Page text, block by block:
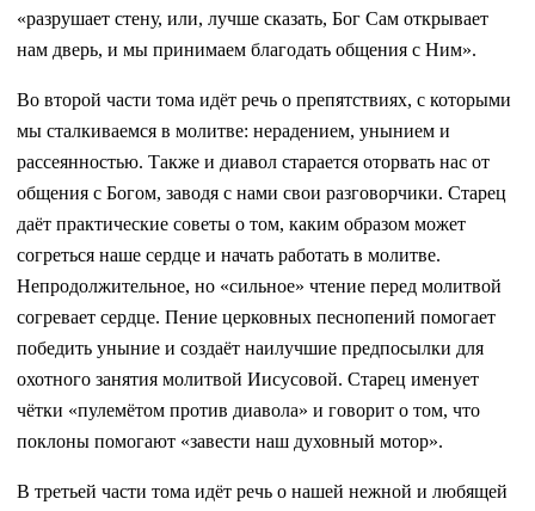
«разрушает стену, или, лучше сказать, Бог Сам открывает
нам дверь, и мы принимаем благодать общения с Ним».
Во второй части тома идёт речь о препятствиях, с которыми
мы сталкиваемся в молитве: нерадением, унынием и
рассеянностью. Также и диавол старается оторвать нас от
общения с Богом, заводя с нами свои разговорчики. Старец
даёт практические советы о том, каким образом может
согреться наше сердце и начать работать в молитве.
Непродолжительное, но «сильное» чтение перед молитвой
согревает сердце. Пение церковных песнопений помогает
победить уныние и создаёт наилучшие предпосылки для
охотного занятия молитвой Иисусовой. Старец именует
чётки «пулемётом против диавола» и говорит о том, что
поклоны помогают «завести наш духовный мотор».
В третьей части тома идёт речь о нашей нежной и любящей